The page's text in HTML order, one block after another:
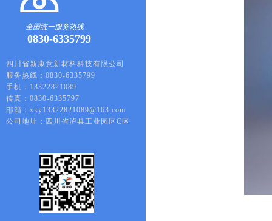
四川省新康意新材料科技有限公司
服务热线：0830-6335799
手机：13322821089
传真：0830-6335797
邮箱：xky13322821089@163.com
公司地址：四川省泸县工业园区C区
全国统一服务热线
0830-6335799